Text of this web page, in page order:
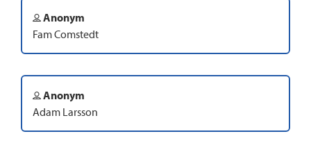
Anonym
Fam Comstedt
Anonym
Adam Larsson